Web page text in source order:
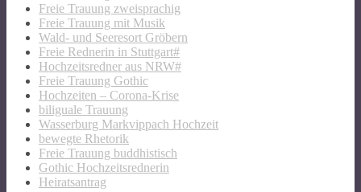
Freie Trauung zweisprachig
Freie Trauung mit Musik
Wald- und Seeresort Gröbern
Freie Rednerin in Stuttgart#
Hochzeitsredner aus NRW#
Freie Trauung Gothic
Hochzeiten – Corona-Krise
biliguale Trauung
Wasserburg Markvippach Hochzeit
bewegte Rhetorik
Freie Trauung buddhistisch
Gothic Hochzeitsrednerin
Heiratsantrag